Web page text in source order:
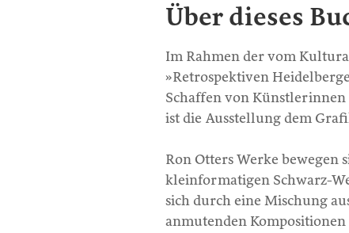
Über dieses
Im Rahmen der vom
»Retrospektiven
Schaffen von Künstlerinnen
ist die Ausstellung dem
Ron Otters Werke
kleinformatigen Schwarz-
sich durch eine Mischung
anmutenden